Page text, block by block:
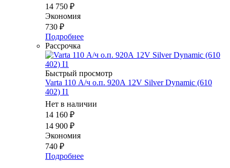
14 750 ₽
Экономия
730 ₽
Подробнее
Рассрочка
Быстрый просмотр
Varta 110 А/ч о.п. 920А 12V Silver Dynamic (610
402) I1
Нет в наличии
14 160 ₽
14 900 ₽
Экономия
740 ₽
Подробнее